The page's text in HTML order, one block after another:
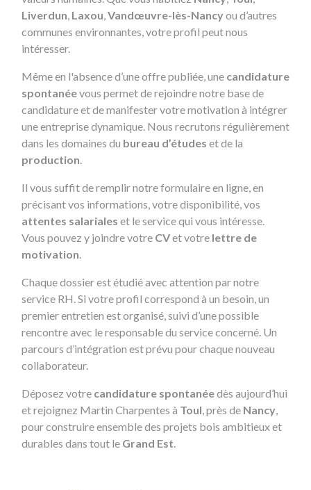
Liverdun, Laxou,Vandœuvre-lès-Nancyou d’autres
communes environnantes, votre profil peut nous
intéresser.
Même en l'absence d’une offre publiée, une candidature
spontanéevous permet de rejoindre notre base de
candidature et de manifester votre motivation à intégrer
une entreprise dynamique. Nous recrutons régulièrement
dans les domaines du bureau d’études et de la
production.
Il vous suffit de remplir notre formulaire en ligne, en
précisant vos informations, votre disponibilité, vos
attentes salariales et le service qui vous intéresse.
Vous pouvez y joindre votre CVet votre lettre de
motivation.
Chaque dossier est étudié avec attention par notre
service RH. Si votre profil correspond à un besoin, un
premier entretien est organisé, suivi d’une possible
rencontre avec le responsable du service concerné. Un
parcours d’intégration est prévu pour chaque nouveau
collaborateur.
Déposez votre candidature spontanéedès aujourd’hui
et rejoignez Martin Charpentes à Toul, près de Nancy,
pour construire ensemble des projets bois ambitieux et
durables dans tout le Grand Est.